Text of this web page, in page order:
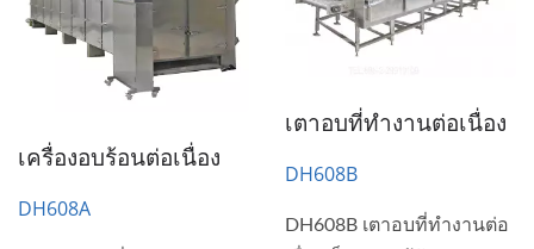
เครื่องอบร้อนต่อเนื่อง
DH608A
เตาอบที่ทำงานต่อเนื่อง
DH608B
DH608B เตาอบที่ทำงานต่อ